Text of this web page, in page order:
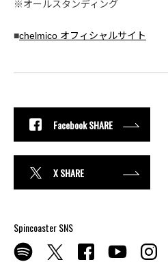
※オールスタンディング
■chelmico オフィシャルサイト
Facebook SHARE
X SHARE
Spincoaster SNS